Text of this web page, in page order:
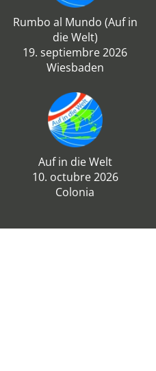
Rumbo al Mundo (Auf in
die Welt)
19. septiembre 2026
Wiesbaden
Auf in die Welt
10. octubre 2026
Colonia